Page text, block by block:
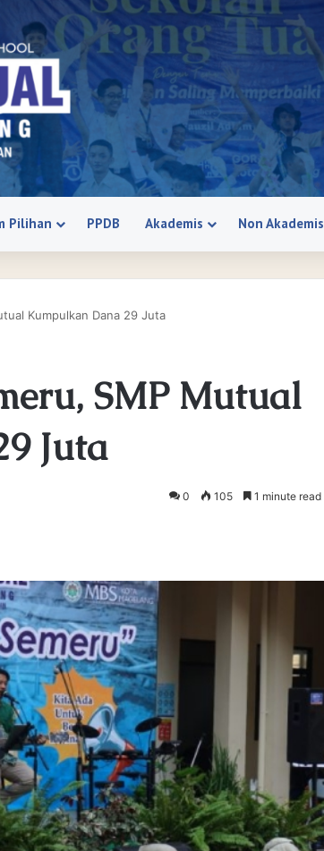
Pilihan PPDB Akademis Non Akademis
Kumpulkan Dana 29 Juta
SMP Mutual
Juta
0 105 1 minute read